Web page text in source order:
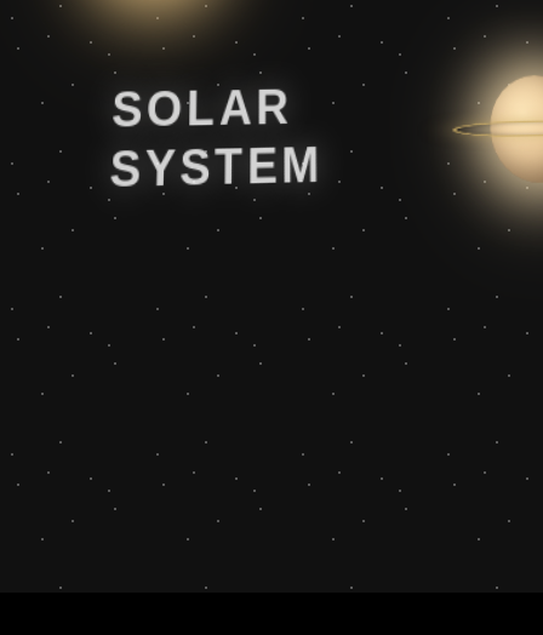
SOLAR
SYSTEM